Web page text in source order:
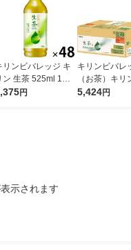
リンビバレッジ キ
ン 生茶 525ml 1セ
ト（48本） お茶 緑
円
キリンビバレ
（お茶）キリ
ッジ 生茶 ラ
5,424円
示されます